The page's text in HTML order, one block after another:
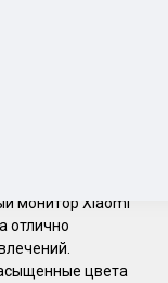
монитор Xiaomi
отлично
цвета